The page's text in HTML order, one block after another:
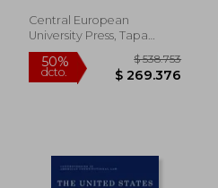
Inglés)
Central European
University Press, Tapa
Dura, Nuevo